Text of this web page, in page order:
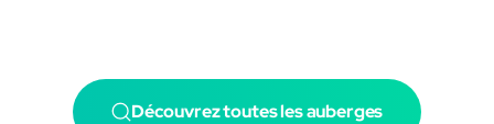
Découvrez toutes les auberges